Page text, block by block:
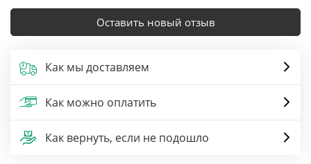
Оставить новый отзыв
Как мы доставляем
Как можно оплатить
Как вернуть, если не подошло